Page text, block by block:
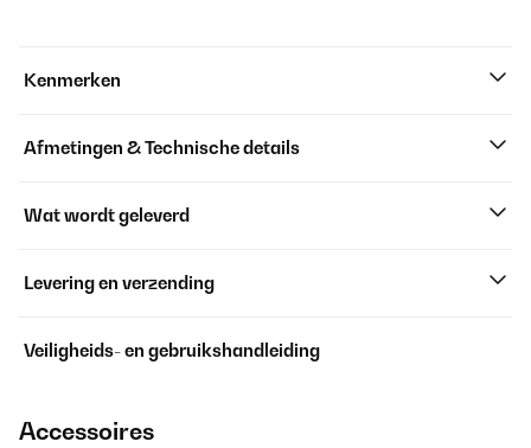
Kenmerken
Afmetingen & Technische details
Wat wordt geleverd
Levering en verzending
Veiligheids- en gebruikshandleiding
Accessoires